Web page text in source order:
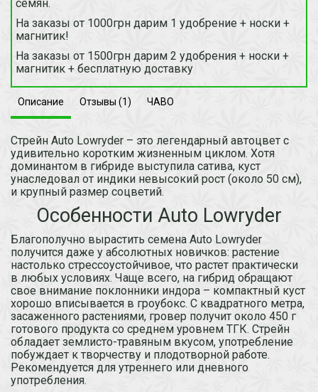
семян.
На заказы от 1000грн дарим 1 удобрение + носки +
магнитик!
На заказы от 1500грн дарим 2 удобрения + носки +
магнитик + бесплатную доставку
Описание Отзывы (1) ЧАВО
Стрейн Auto Lowryder – это легендарный автоцвет с
удивительно коротким жизненным циклом. Хотя
доминантом в гибриде выступила сатива, куст
унаследовал от индики невысокий рост (около 50 см),
и крупный размер соцветий.
Особенности Auto Lowryder
Благополучно вырастить семена Auto Lowryder
получится даже у абсолютных новичков: растение
настолько стрессоустойчивое, что растет практически
в любых условиях. Чаще всего, на гибрид обращают
свое внимание поклонники индора – компактный куст
хорошо вписывается в гроубокс. С квадратного метра,
засаженного растениями, гровер получит около 450 г
готового продукта со среднем уровнем ТГК. Стрейн
обладает землисто-травяным вкусом, употребление
побуждает к творчеству и плодотворной работе.
Рекомендуется для утреннего или дневного
употребления.